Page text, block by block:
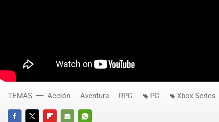
TEMAS Acción Aventura RPG PC Xbox Series